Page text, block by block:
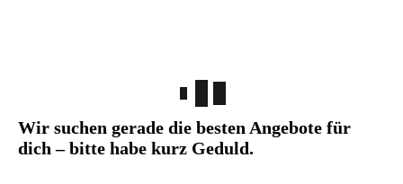
Wir suchen gerade die besten Angebote für
dich – bitte habe kurz Geduld.